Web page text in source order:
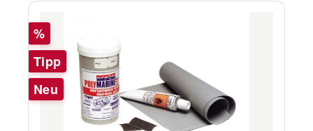
Rabatt
%
Tipp
Neu